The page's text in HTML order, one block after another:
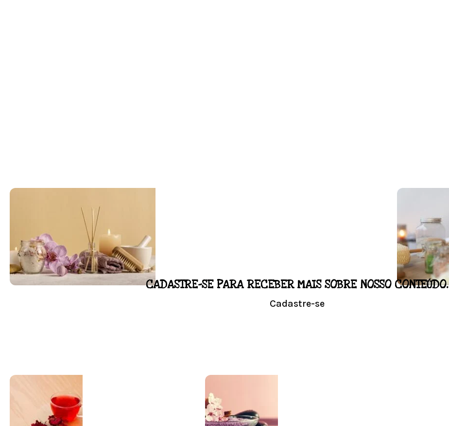
Conheça mais e faça sua Pesquisa
CADASTRE-SE PARA RECEBER MAIS SOBRE NOSSO CONTEÚDO.
Cadastre-se